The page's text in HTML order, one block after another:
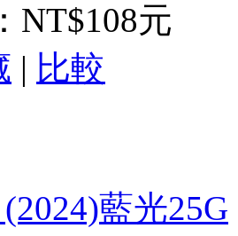
NT$108元
| 比較
藍光25G